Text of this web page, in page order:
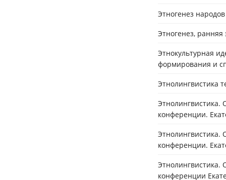
Этногенез
Этногенез,
Этнокультурная
формирования и
Этнолингвистика
конференции.
конференции.
конференции